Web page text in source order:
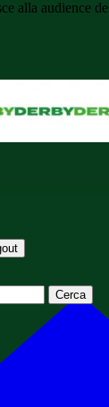
alla audience de
Cerca